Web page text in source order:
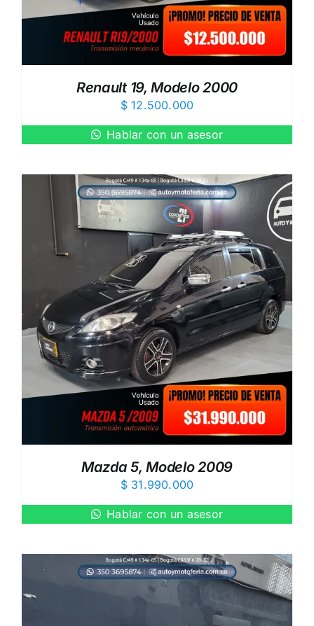
Renault 19, Modelo 2000
$12.500.000
Hablar con un asesor
Mazda 5, Modelo 2009
$31.990.000
Hablar con un asesor